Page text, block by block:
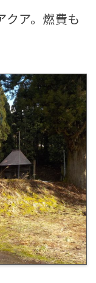
クア。燃費も